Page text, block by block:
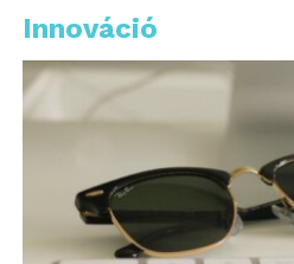
Innováció